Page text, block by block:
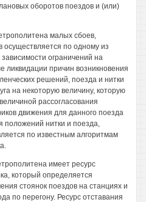
оборотов поездов и (или)
малых сбоев,
по одному из
ограничений на
ликвидации причин возникновения
решений, поезда и нитки
на некоторую величину, которую
рассогласования
движения для данного поезда
положений нитки и поезда,
по известным алгоритмам
имеет ресурс
который определяется
стоянок поездов на станциях и
по перегону. Ресурс отставания